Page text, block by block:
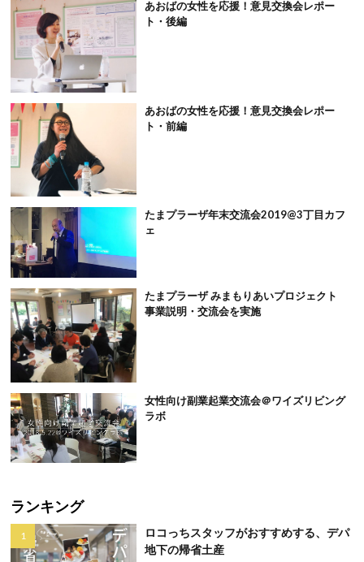
あおばの女性を応援！意見交換会レポー
ト・後編
あおばの女性を応援！意見交換会レポー
ト・前編
たまプラーザ年末交流会2019@3丁目カフ
ェ
たまプラーザ みまもりあいプロジェクト
事業説明・交流会を実施
女性向け副業起業交流会＠ワイズリビング
ラボ
ランキング
ロコっちスタッフがおすすめする、デパ
地下の帰省土産